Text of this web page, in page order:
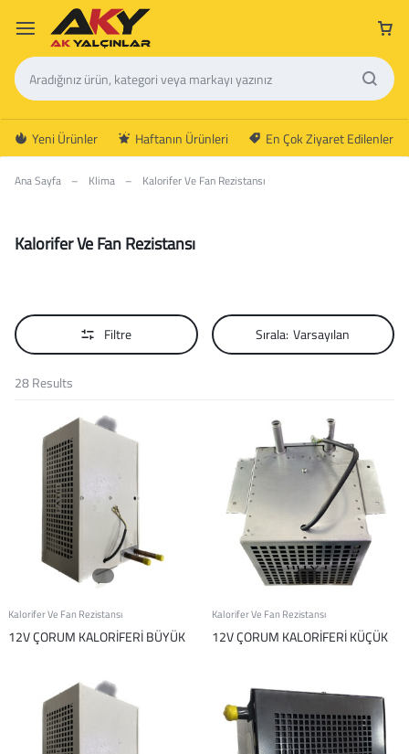
Yeni Ürünler Haftanın Ürünleri En Çok Ziyaret Edilenler
Ana Sayfa – Klima – Kalorifer Ve Fan Rezistansı
Kalorifer Ve Fan Rezistansı
Filtre Sırala: Varsayılan
28 Results
Kalorifer Ve Fan Rezistansı
12V ÇORUM KALORİFERİ BÜYÜK
Kalorifer Ve Fan Rezistansı
12V ÇORUM KALORİFERİ KÜÇÜK